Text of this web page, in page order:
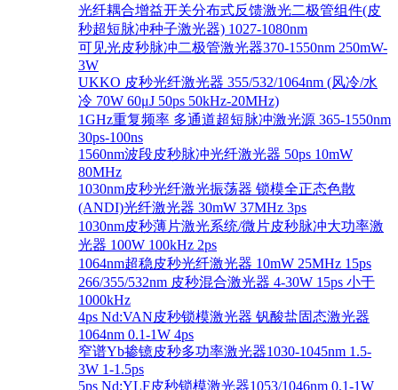
光纤耦合增益开关分布式反馈激光二极管组件(皮
秒超短脉冲种子激光器) 1027-1080nm
可见光皮秒脉冲二极管激光器370-1550nm 250mW-
3W
UKKO 皮秒光纤激光器 355/532/1064nm (风冷/水
冷 70W 60μJ 50ps 50kHz-20MHz)
1GHz重复频率 多通道超短脉冲激光源 365-1550nm
30ps-100ns
1560nm波段皮秒脉冲光纤激光器 50ps 10mW
80MHz
1030nm皮秒光纤激光振荡器 锁模全正态色散
(ANDI)光纤激光器 30mW 37MHz 3ps
1030nm皮秒薄片激光系统/微片皮秒脉冲大功率激
光器 100W 100kHz 2ps
1064nm超稳皮秒光纤激光器 10mW 25MHz 15ps
266/355/532nm 皮秒混合激光器 4-30W 15ps 小于
1000kHz
4ps Nd:VAN皮秒锁模激光器 钒酸盐固态激光器
1064nm 0.1-1W 4ps
窄谱Yb掺镱皮秒多功率激光器1030-1045nm 1.5-
3W 1-1.5ps
5ps Nd:YLF皮秒锁模激光器1053/1046nm 0.1-1W